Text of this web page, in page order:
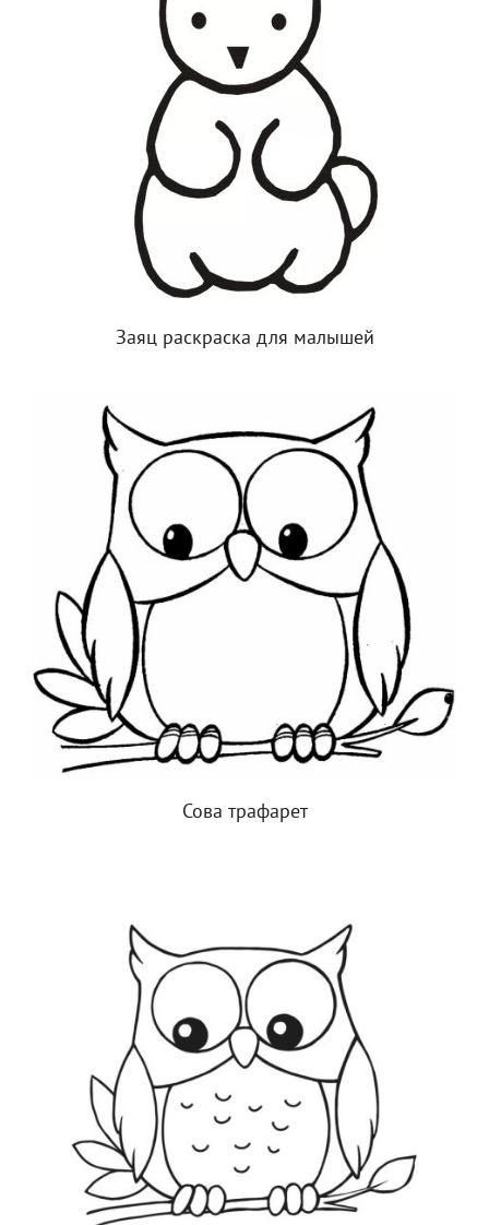
Заяц раскраска для малышей
Сова трафарет